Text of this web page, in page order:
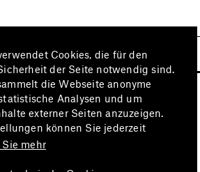
Cookies, die für den
der Seite notwendig sind.
die Webseite anonyme
Analysen und um
externer Seiten anzuzeigen.
können Sie jederzeit
Sie mehr